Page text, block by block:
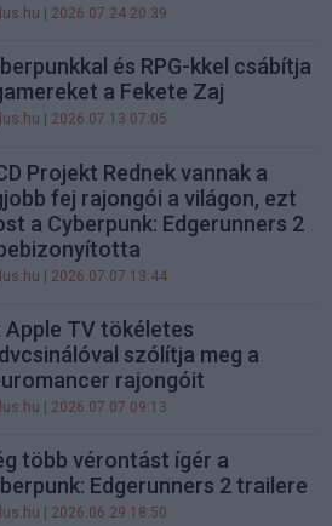
| 2026.07.24 20:39
és RPG-kkel csábítja
a Fekete Zaj
| 2026.07.13 07:05
Projekt Rednek vannak a
fej rajongói a világon, ezt
a Cyberpunk: Edgerunners 2
| 2026.07.07 13:44
Apple TV tökéletes
szólítja meg a
rajongóit
| 2026.07.07 09:13
több vérontást ígér a
Edgerunners 2 trailere
| 2026.06.29 18:50